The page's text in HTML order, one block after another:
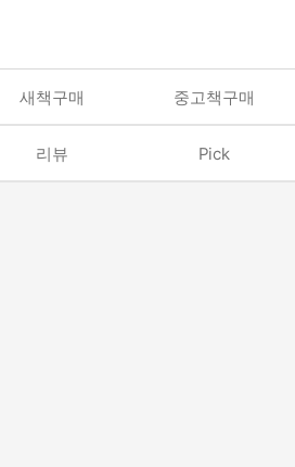
새책구매 중고책구매
리뷰 Pick